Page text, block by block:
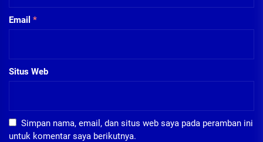
Email *
Situs Web
Simpan nama, email, dan situs web saya pada peramban ini
untuk komentar saya berikutnya.